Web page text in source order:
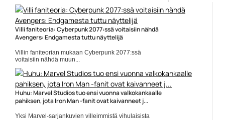
Elokuvat
Villi faniteoria: Cyberpunk 2077:ssä voitaisiin nähdä
Avengers: Endgamesta tuttu näyttelijä
Villin faniteorian mukaan Cyberpunk 2077:ssä
voitaisiin nähdä muun...
Cyberpunk 2077
Huhu: Marvel Studios tuo ensi vuonna valkokankaalle
pahiksen, jota Iron Man -fanit ovat kaivanneet j...
Yksi Marvel-sarjankuvien villeimmistä vihulaisista